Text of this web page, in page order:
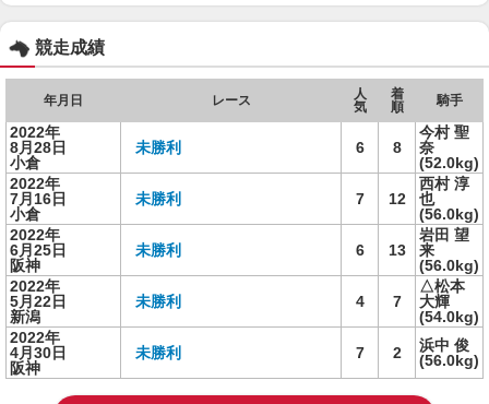
競走成績
年月日 レース
人
気
着
順
騎手
2022年
8月28日
小倉
未勝利 6 8
今村 聖
奈
(52.0kg)
2022年
7月16日
小倉
未勝利 7 12
西村 淳
也
(56.0kg)
2022年
6月25日
阪神
未勝利 6 13
岩田 望
来
(56.0kg)
2022年
5月22日
新潟
未勝利 4 7
△松本
大輝
(54.0kg)
2022年
4月30日
阪神
未勝利 7 2
浜中 俊
(56.0kg)